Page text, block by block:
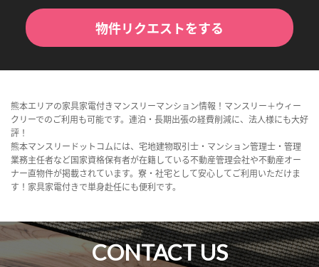
物件リクエストをする
熊本エリアの家具家電付きマンスリーマンション情報！マンスリー＋ウィー
クリーでのご利用も可能です。連泊・長期出張の経費削減に、法人様にも大好
評！
熊本マンスリードットコムには、宅地建物取引士・マンション管理士・管理
業務主任者など国家資格保有者が在籍している不動産管理会社や不動産オー
ナー直物件が掲載されています。寮・社宅として安心してご利用いただけま
す！家具家電付きで単身赴任にも便利です。
CONTACT US